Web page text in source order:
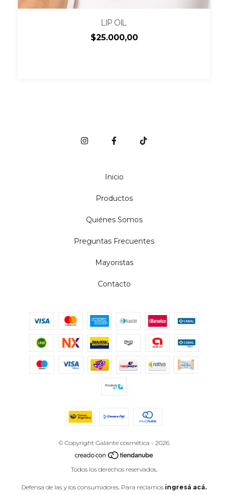
LIP OIL
$25.000,00
Inicio
Productos
Quiénes Somos
Preguntas Frecuentes
Mayoristas
Contacto
© Copyright Galante cosmética - 2026
Todos los derechos reservados.
Defensa de las y los consumidores. Para reclamos ingresá acá.